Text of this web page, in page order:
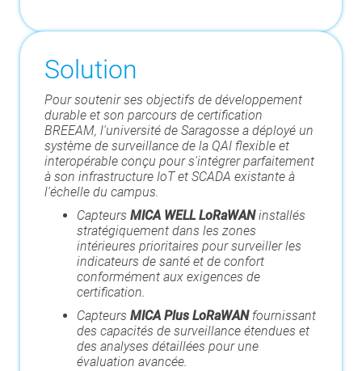
Solution
Pour soutenir ses objectifs de développement
durable et son parcours de certification
BREEAM, l'université de Saragosse a déployé un
système de surveillance de la QAI flexible et
interopérable conçu pour s'intégrer parfaitement
à son infrastructure IoT et SCADA existante à
l'échelle du campus.
Capteurs MICA WELL LoRaWANinstallés
stratégiquement dans les zones
intérieures prioritaires pour surveiller les
indicateurs de santé et de confort
conformément aux exigences de
certification.
Capteurs MICA Plus LoRaWANfournissant
des capacités de surveillance étendues et
des analyses détaillées pour une
évaluation avancée.